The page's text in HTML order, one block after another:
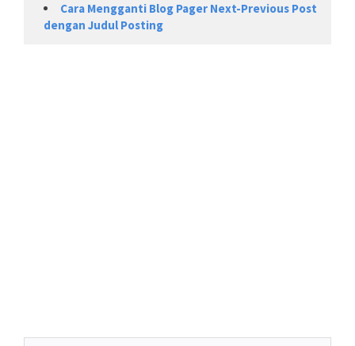
Cara Mengganti Blog Pager Next-Previous Post
dengan Judul Posting